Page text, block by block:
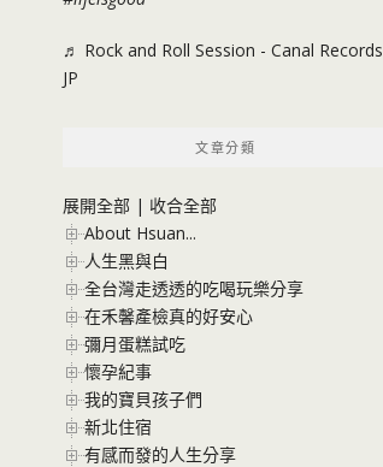
♬ Rock and Roll Session - Canal Records
JP
文章分類
展開全部 | 收合全部
About Hsuan...
人生黑與白
全台灣走透透的吃喝玩樂分享
在禾馨產檢真的好安心
彌月蛋糕試吃
懷孕紀事
我的寶貝孩子們
新北住宿
有感而發的人生分享